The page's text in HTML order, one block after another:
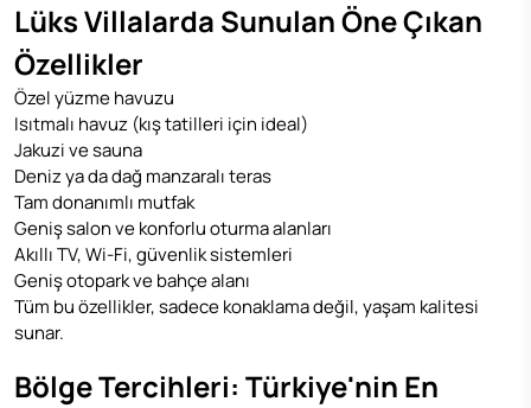
Lüks Villalarda Sunulan Öne Çıkan
Özellikler
Özel yüzme havuzu
Isıtmalı havuz (kış tatilleri için ideal)
Jakuzi ve sauna
Deniz ya da dağ manzaralı teras
Tam donanımlı mutfak
Geniş salon ve konforlu oturma alanları
Akıllı TV, Wi-Fi, güvenlik sistemleri
Geniş otopark ve bahçe alanı
Tüm bu özellikler, sadece konaklama değil, yaşam kalitesi
sunar.
Bölge Tercihleri: Türkiye'nin En